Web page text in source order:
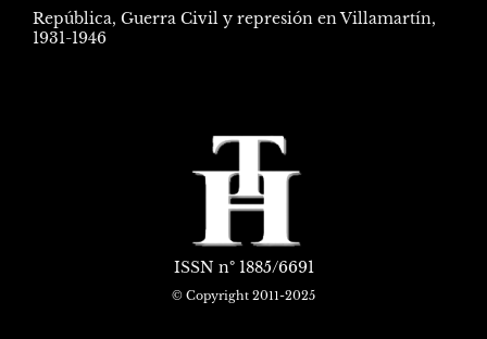
República, Guerra Civil y represión en Villamartín,
1931-1946
ISSN nº 1885/6691
© Copyright 2011-2025